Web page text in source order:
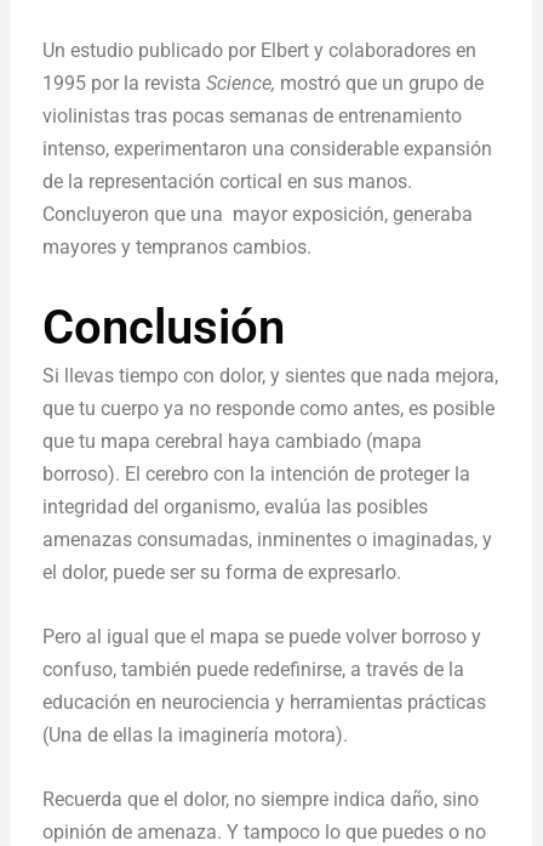
Un estudio publicado por Elbert y colaboradores en
1995 por la revistaScience, mostró que un grupo de
violinistas tras pocas semanas de entrenamiento
intenso, experimentaron una considerable expansión
de la representación cortical en sus manos.
Concluyeron que una mayor exposición, generaba
mayores y tempranos cambios.
Conclusión
Si llevas tiempo con dolor, y sientes que nada mejora,
que tu cuerpo ya no responde como antes, es posible
que tu mapa cerebral haya cambiado (mapa
borroso). El cerebro con la intención de proteger la
integridad del organismo, evalúa las posibles
amenazas consumadas, inminentes o imaginadas, y
el dolor, puede ser su forma de expresarlo.
Pero al igual que el mapa se puede volver borroso y
confuso, también puede redefinirse, a través de la
educación en neurociencia y herramientas prácticas
(Una de ellas la imaginería motora).
Recuerda que el dolor, no siempre indica daño, sino
opinión de amenaza. Y tampoco lo que puedes o no